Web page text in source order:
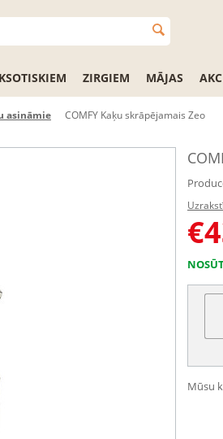
ZIRGIEM MĀJAS
asināmie COMFY Kaķu skrāpējamais Zeo
€
Mūsu